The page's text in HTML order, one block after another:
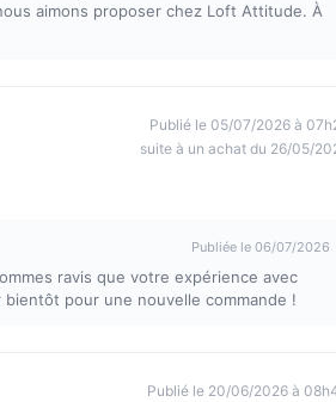
aimons proposer chez Loft Attitude. À
Publié le 05/07/2026 à
suite à un achat du 26/05/
Publiée le 06/07/2026
ravis que votre expérience avec
pour une nouvelle commande !
Publié le 20/06/2026 à